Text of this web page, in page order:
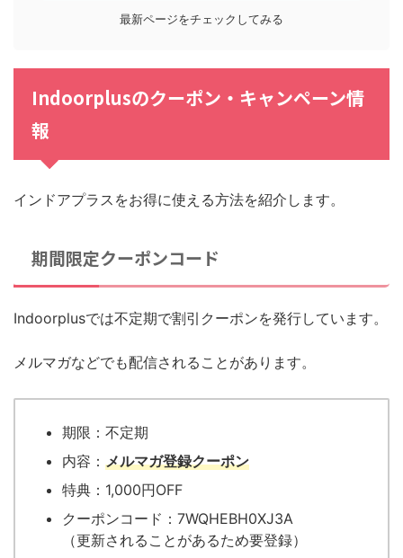
最新ページをチェックしてみる
Indoorplusのクーポン・キャンペーン情
報
インドアプラスをお得に使える方法を紹介します。
期間限定クーポンコード
Indoorplusでは不定期で割引クーポンを発行しています。
メルマガなどでも配信されることがあります。
期限：不定期
内容： メルマガ登録クーポン
特典：1,000円OFF
クーポンコード：7WQHEBH0XJ3A
（更新されることがあるため要登録）